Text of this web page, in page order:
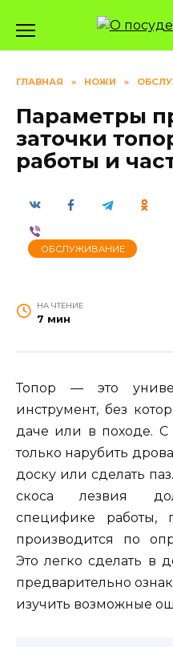
содержанию
ГЛАВНАЯ » НОЖИ »
Параметры
заточки
работы и
ОБСЛУЖИВАНИЕ
НА ЧТЕНИЕ
7 мин
Топор — это
инструмент, без
даче или в походе.
только нарубить
доску или сделать
скоса лезвия
специфике работы,
производится по
Это легко сделать в
предварительно
изучить возможные